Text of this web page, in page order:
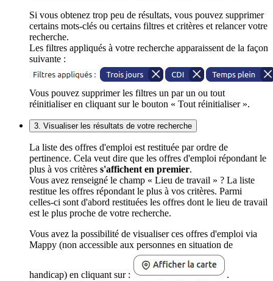
Si vous obtenez trop peu de résultats, vous pouvez supprimer
certains mots-clés ou certains filtres et critères et relancer votre
recherche.
Les filtres appliqués à votre recherche apparaissent de la façon
suivante :
Vous pouvez supprimer les filtres un par un ou tout
réinitialiser en cliquant sur le bouton « Tout réinitialiser ».
3. Visualiser les résultats de votre recherche
La liste des offres d'emploi est restituée par ordre de
pertinence. Cela veut dire que les offres d'emploi répondant le
plus à vos critères s'affichent en premier.
Vous avez renseigné le champ « Lieu de travail » ? La liste
restitue les offres répondant le plus à vos critères. Parmi
celles-ci sont d'abord restituées les offres dont le lieu de travail
est le plus proche de votre recherche.
Vous avez la possibilité de visualiser ces offres d'emploi via
Mappy (non accessible aux personnes en situation de
handicap) en cliquant sur :
.